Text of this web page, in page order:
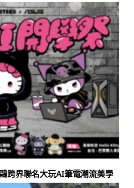
跨界聯名大玩AI筆電潮流美學